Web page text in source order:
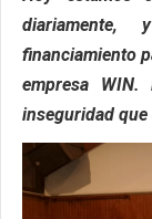
diariamente,
financiamiento
empresa
inseguridad que